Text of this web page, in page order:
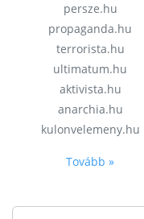
persze.hu
propaganda.hu
terrorista.hu
ultimatum.hu
aktivista.hu
anarchia.hu
kulonvelemeny.hu
Tovább »